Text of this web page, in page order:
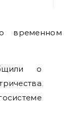
временном